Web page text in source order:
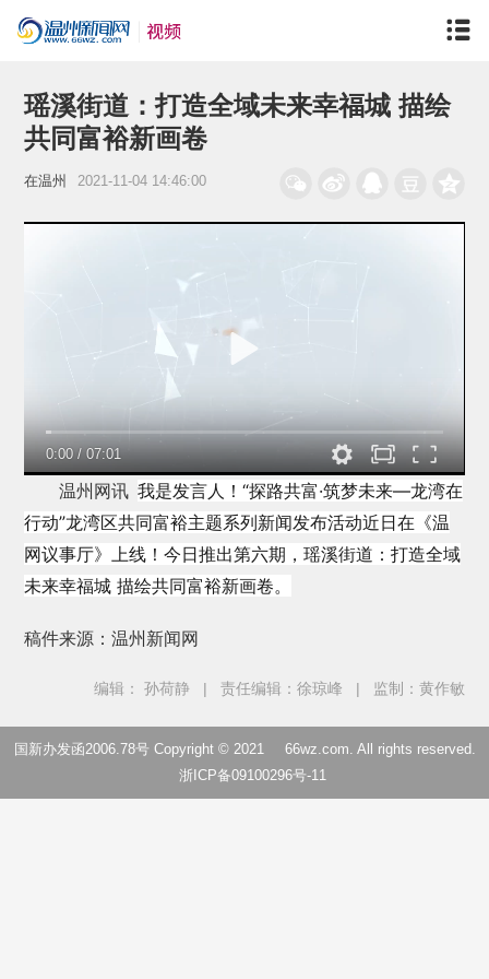
瑶溪街道：打造全域未来幸福城 描绘
共同富裕新画卷
在温州 2021-11-04 14:46:00
0:00/07:01
温州网讯 我是发言人！“探路共富·筑梦未来—龙湾在
行动”龙湾区共同富裕主题系列新闻发布活动近日在《温
网议事厅》上线！今日推出第六期，瑶溪街道：打造全域
未来幸福城 描绘共同富裕新画卷。
稿件来源：温州新闻网
编辑： 孙荷静 责任编辑：徐琼峰 监制：黄作敏
国新办发函2006.78号 Copyright © 2021 66wz.com. All rights reserved.
浙ICP备09100296号-11